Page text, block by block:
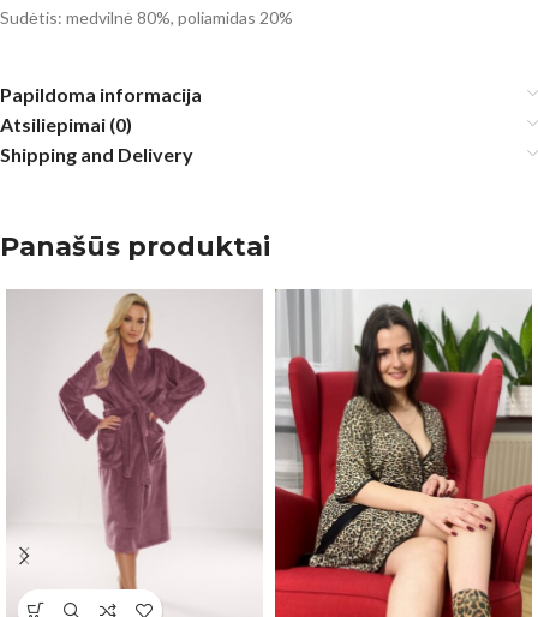
Sudėtis: medvilnė 80%, poliamidas 20%
Papildoma informacija
Atsiliepimai (0)
Shipping and Delivery
Panašūs produktai